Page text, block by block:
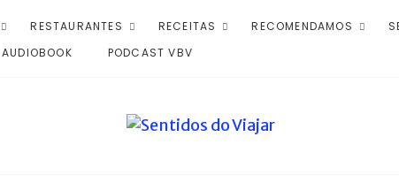
RESTAURANTES RECEITAS RECOMENDAMOS
AUDIOBOOK
PODCAST VBV